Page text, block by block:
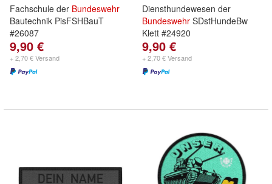
Fachschule der Bundeswehr
Bautechnik PisFSHBauT
#26087
9,90 €
+ 2,70 € Versand
Diensthundewesen der
Bundeswehr SDstHundeBw
Klett #24920
9,90 €
+ 2,70 € Versand